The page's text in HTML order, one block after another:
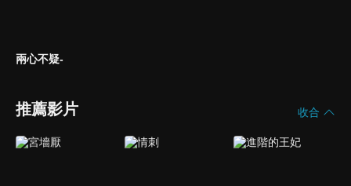
兩心不疑-
推薦影片 收合